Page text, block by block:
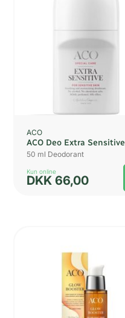
ACO
ACO Deo Extra
50 ml Deodorant
Kun online
DKK 66,00